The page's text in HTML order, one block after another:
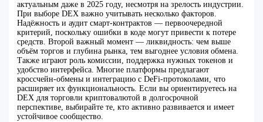
актуальным даже в 2025 году, несмотря на зрелость индустрии.
При выборе DEX важно учитывать несколько факторов.
Надёжность и аудит смарт-контрактов — первоочередной
критерий, поскольку ошибки в коде могут привести к потере
средств. Второй важный момент — ликвидность: чем выше
объём торгов и глубина рынка, тем выгоднее условия обмена.
Также играют роль комиссии, поддержка нужных токенов и
удобство интерфейса. Многие платформы предлагают
кроссчейн-обмены и интеграцию с DeFi-протоколами, что
расширяет их функциональность. Если вы ориентируетесь на
DEX для торговли криптовалютой в долгосрочной
перспективе, выбирайте те, кто активно развивается и имеет
устойчивое сообщество.